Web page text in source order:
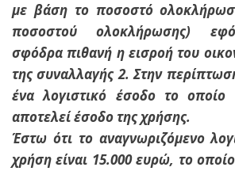
με βάση το ποσοστό
ποσοστού ολοκλήρωσης)
σφόδρα πιθανή η εισροή του
της συναλλαγής 2. Στην
ένα λογιστικό έσοδο το οποίο
αποτελεί έσοδο της χρήσης.
Έστω ότι το αναγνωριζόμενο
χρήση είναι 15.000 ευρώ, το